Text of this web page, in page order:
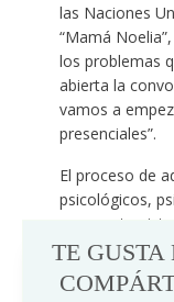
las Naciones
“Mamá
los problemas
abierta la
vamos a
presenciales”.
El proceso de
psicológicos,
y una
proceso
pesos, si
entre mil y mil
TE GUSTA